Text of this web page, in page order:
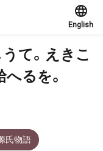
English
うて。えきこ
るを。
氏物語